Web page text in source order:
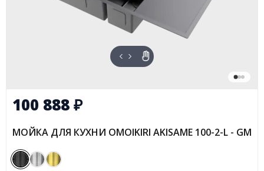
100 888₽
МОЙКА ДЛЯ КУХНИ OMOIKIRI AKISAME 100-2-L - GM